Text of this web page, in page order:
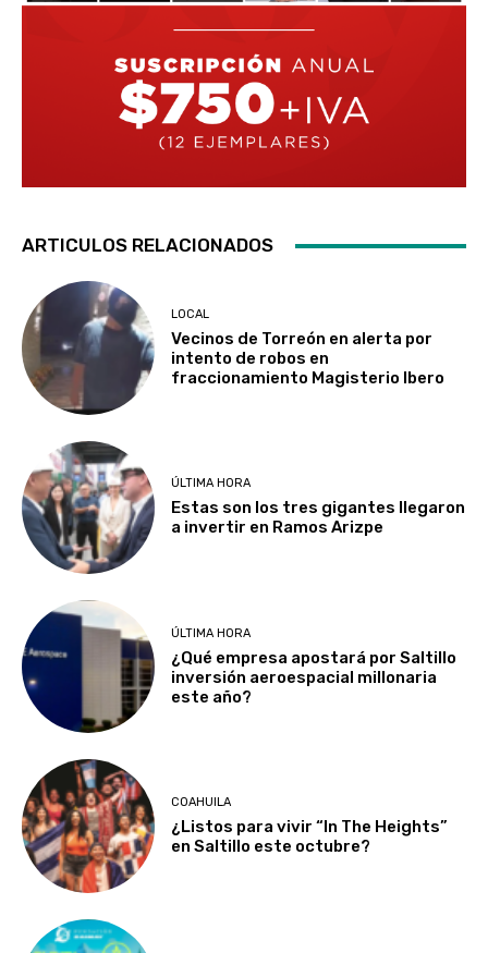
ARTICULOS RELACIONADOS
LOCAL
Vecinos de Torreón en alerta por
intento de robos en
fraccionamiento Magisterio Ibero
ÚLTIMA HORA
Estas son los tres gigantes llegaron
a invertir en Ramos Arizpe
ÚLTIMA HORA
¿Qué empresa apostará por Saltillo
inversión aeroespacial millonaria
este año?
COAHUILA
¿Listos para vivir “In The Heights”
en Saltillo este octubre?